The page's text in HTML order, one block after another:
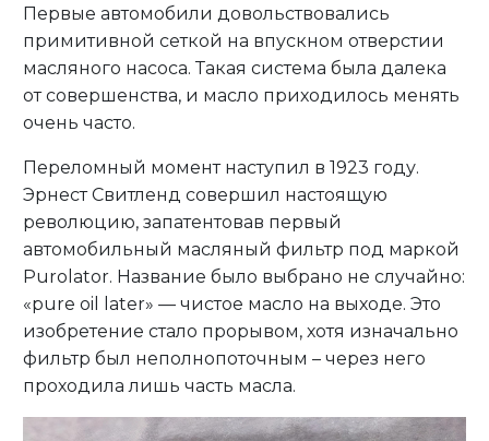
Первые автомобили довольствовались
примитивной сеткой на впускном отверстии
масляного насоса. Такая система была далека
от совершенства, и масло приходилось менять
очень часто.
Переломный момент наступил в 1923 году.
Эрнест Свитленд совершил настоящую
революцию, запатентовав первый
автомобильный масляный фильтр под маркой
Purolator. Название было выбрано не случайно:
«pure oil later» — чистое масло на выходе. Это
изобретение стало прорывом, хотя изначально
фильтр был неполнопоточным – через него
проходила лишь часть масла.